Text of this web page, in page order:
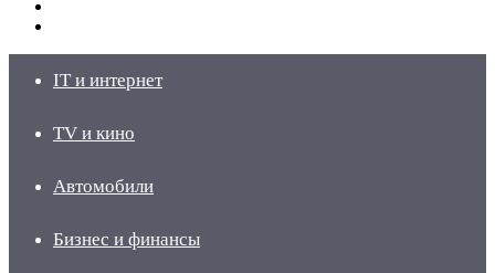
IT и интернет
TV и кино
Автомобили
Бизнес и финансы